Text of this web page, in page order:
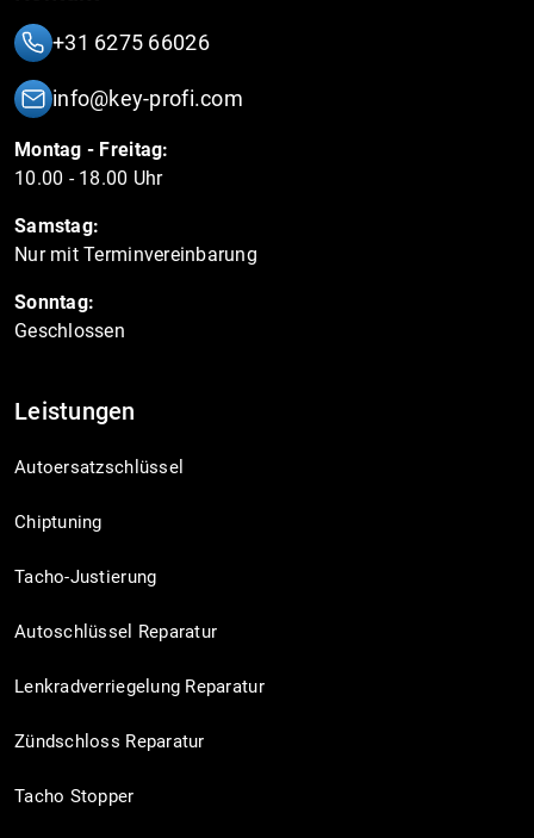
+31 6275 66026
info@key-profi.com
Montag - Freitag:
10.00 - 18.00 Uhr
Samstag:
Nur mit Terminvereinbarung
Sonntag:
Geschlossen
Leistungen
Autoersatzschlüssel
Chiptuning
Tacho-Justierung
Autoschlüssel Reparatur
Lenkradverriegelung Reparatur
Zündschloss Reparatur
Tacho Stopper